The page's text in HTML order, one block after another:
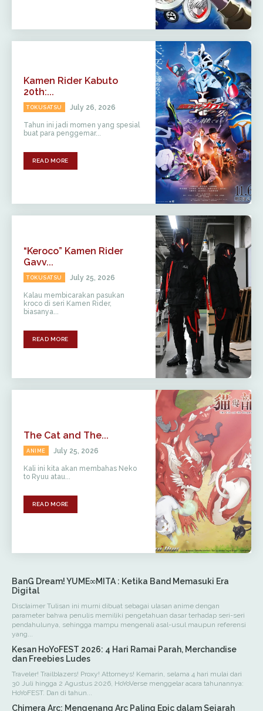
Kamen Rider Kabuto
20th:...
TOKUSATSU July 26, 2026
Tahun ini jadi momen yang spesial
buat para penggemar...
READ MORE
“Keroco” Kamen Rider
Gavv...
TOKUSATSU July 25, 2026
Kalau membicarakan pasukan
kroco di seri Kamen Rider,
biasanya...
READ MORE
The Cat and The...
ANIME July 25, 2026
Kali ini kita akan membahas Neko
to Ryuu atau...
READ MORE
BanG Dream! YUME∞MITA : Ketika Band Memasuki Era
Digital
Disclaimer Tulisan ini murni dibuat sebagai ulasan anime dengan
parameter bahwa penulis memiliki pengetahuan dasar terhadap seri-seri
pendahulunya, sehingga mampu mengenali asal-usul maupun referensi
yang...
Kesan HoYoFEST 2026: 4 Hari Ramai Parah, Merchandise
dan Freebies Ludes
Traveler! Trailblazers! Proxy! Attorneys! Kemarin, selama 4 hari mulai dari
30 Juli hingga 2 Agustus 2026, HoYoVerse menggelar acara tahunannya:
HoYoFEST. Dan di tahun...
Chimera Arc: Mengenang Arc Paling Epic dalam Sejarah